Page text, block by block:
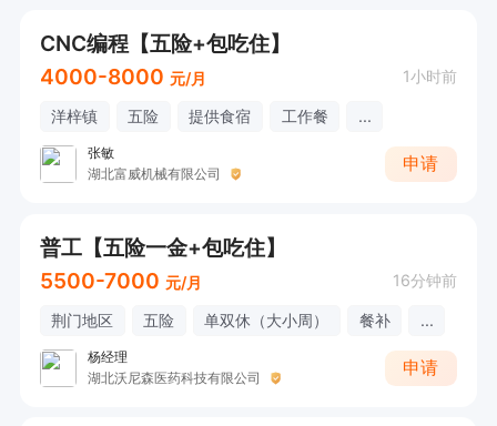
CNC编程【五险+包吃住】
4000-8000 元/月 1小时前
洋梓镇 五险 提供食宿 工作餐 ...
张敏
湖北富威机械有限公司
申请
普工【五险一金+包吃住】
5500-7000 元/月 16分钟前
荆门地区 五险 单双休（大小周） 餐补 ...
杨经理
湖北沃尼森医药科技有限公司
申请